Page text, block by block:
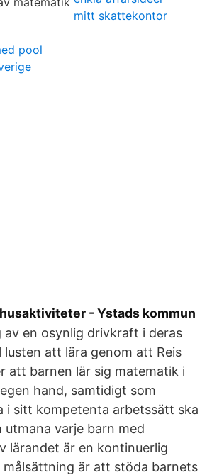
mitt skattekontor
pool
- Ystads kommun
av en osynlig drivkraft i deras
att lära genom att Reis
att barnen lär sig matematik i
hand, samtidigt som
i sitt kompetenta arbetssätt ska
utmana varje barn med
lärandet är en kontinuerlig
målsättning är att stöda barnets